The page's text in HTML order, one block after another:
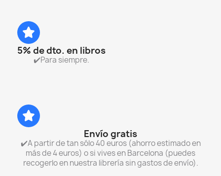
5% de dto. en libros
✔️Para siempre.
Envío gratis
✔️A partir de tan sólo 40 euros (ahorro estimado en
más de 4 euros) o si vives en Barcelona (puedes
recogerlo en nuestra librería sin gastos de envío).